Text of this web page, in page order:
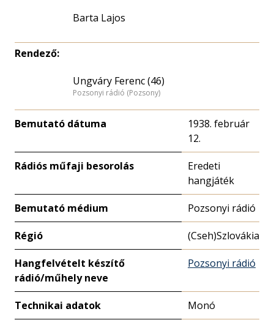
Barta Lajos
Rendező:
Ungváry Ferenc (46)
Pozsonyi rádió (Pozsony)
Bemutató dátuma
1938. február
12.
Rádiós műfaji besorolás
Eredeti
hangjáték
Bemutató médium Pozsonyi rádió
Régió (Cseh)Szlovákia
Hangfelvételt készítő
rádió/műhely neve
Pozsonyi rádió
Technikai adatok Monó